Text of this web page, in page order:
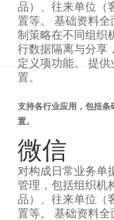
品）、往来单位（
置等。 基础资料
制策略在不同组织
行数据隔离与分享
定义项功能。 提
置。
支持各行业应用，包括条
置。
微信
对构成日常业务单
管理，包括组织机
品）、往来单位（
置等。 基础资料